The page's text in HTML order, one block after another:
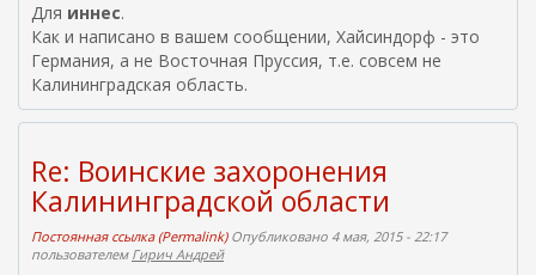
Для иннес.
Как и написано в вашем сообщении, Хайсиндорф - это
Германия, а не Восточная Пруссия, т.е. совсем не
Калининградская область.
Re: Воинские захоронения
Калининградской области
Постоянная ссылка (Permalink)Опубликовано 4 мая, 2015 - 22:17
пользователем Гирич Андрей